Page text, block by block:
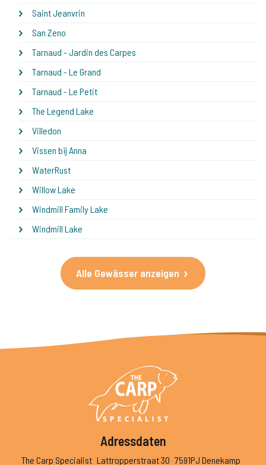
Saint Jeanvrin
San Zeno
Tarnaud - Jardin des Carpes
Tarnaud - Le Grand
Tarnaud - Le Petit
The Legend Lake
Villedon
Vissen bij Anna
WaterRust
Willow Lake
Windmill Family Lake
Windmill Lake
Alle Gewässer anzeigen
Adressdaten
The Carp Specialist Lattropperstraat 30 7591PJ Denekamp